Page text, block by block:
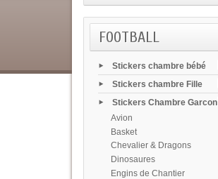
FOOTBALL
Stickers chambre bébé
Stickers chambre Fille
Stickers Chambre Garcon
Avion
Basket
Chevalier & Dragons
Dinosaures
Engins de Chantier